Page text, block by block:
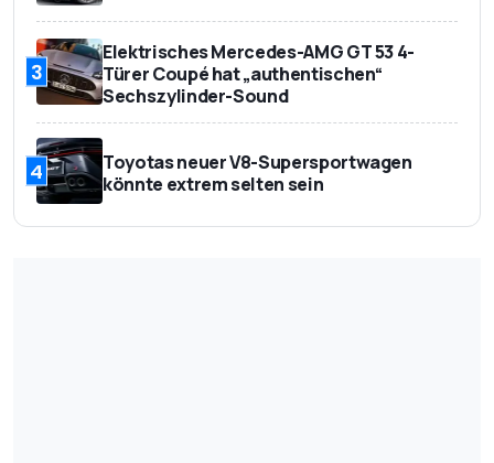
3
Elektrisches Mercedes-AMG GT 53 4-
Türer Coupé hat „authentischen“
Sechszylinder-Sound
4
Toyotas neuer V8-Supersportwagen
könnte extrem selten sein